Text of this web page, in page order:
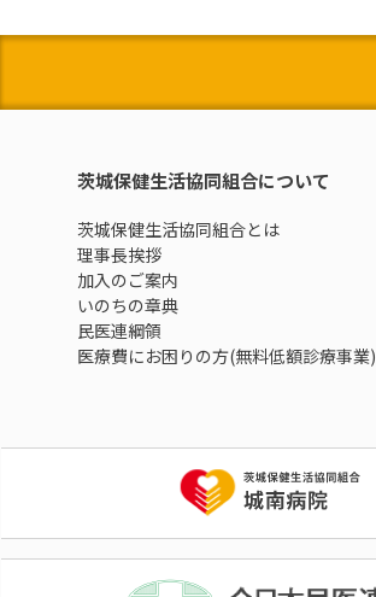
茨城保健生活協同組合について
茨城保健生活協同組合とは
理事長挨拶
加入のご案内
いのちの章典
民医連綱領
医療費にお困りの方(無料低額診療事業)